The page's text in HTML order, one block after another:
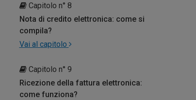
Capitolo n° 8
Nota di credito elettronica: come si
compila?
Vai al capitolo
Capitolo n° 9
Ricezione della fattura elettronica:
come funziona?